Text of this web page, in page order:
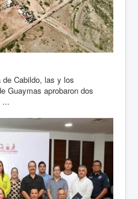
de Cabildo, las y los
Guaymas aprobaron dos
...